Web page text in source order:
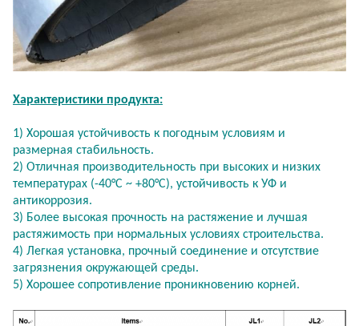
Характеристики продукта:
1) Хорошая устойчивость к погодным условиям и
размерная стабильность.
2) Отличная производительность при высоких и низких
температурах (-40°C ~ +80°C), устойчивость к УФ и
антикоррозия.
3) Более высокая прочность на растяжение и лучшая
растяжимость при нормальных условиях строительства.
4) Легкая установка, прочный соединение и отсутствие
загрязнения окружающей среды.
5) Хорошее сопротивление проникновению корней.